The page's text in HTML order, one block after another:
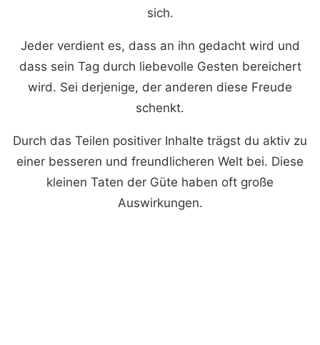
sich.
Jeder verdient es, dass an ihn gedacht wird und
dass sein Tag durch liebevolle Gesten bereichert
wird. Sei derjenige, der anderen diese Freude
schenkt.
Durch das Teilen positiver Inhalte trägst du aktiv zu
einer besseren und freundlicheren Welt bei. Diese
kleinen Taten der Güte haben oft große
Auswirkungen.